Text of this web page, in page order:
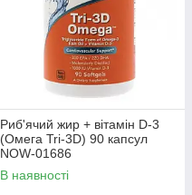
Риб'ячий жир + вітамін D-3
(Омега Tri-3D) 90 капсул
NOW-01686
В наявності